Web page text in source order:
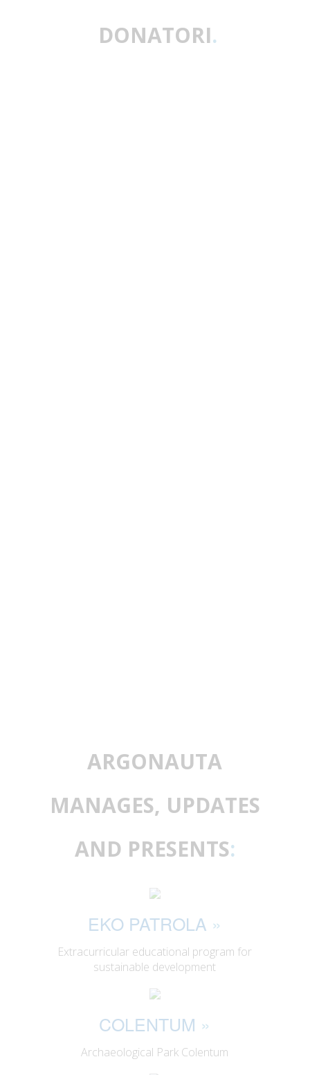
DONATORI.
ARGONAUTA
MANAGES, UPDATES
AND PRESENTS:
EKO PATROLA »
Extracurricular educational program for
sustainable development
COLENTUM »
Archaeological Park Colentum